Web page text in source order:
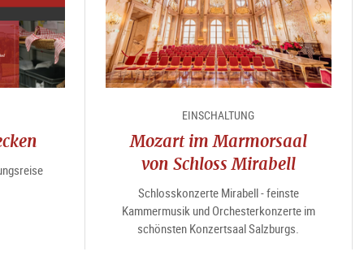
EINSCHALTUNG
Mozart im Marmorsaal
von Schloss Mirabell
Schlosskonzerte Mirabell - feinste
Kammermusik und Orchesterkonzerte im
schönsten Konzertsaal Salzburgs.